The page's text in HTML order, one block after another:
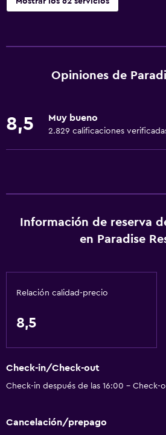
Wifi gratis
Alarma de humo
Acondicionador
Lavavajillas
Cocina/Cocineta
Cafetera
Comedor
Opiniones de
8,5 Muy bueno
2.829 calificaciones
Información de reserva
en Paradise
Relación calidad-precio
8,5
Check-in/Check-out
Check-in después de las 16:00 - Check-
Cancelación/prepago